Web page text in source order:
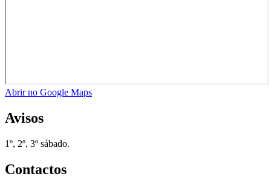
Abrir no Google Maps
Avisos
1º, 2º, 3º sábado.
Contactos